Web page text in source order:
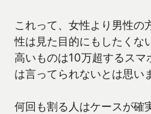
これって、女性より男性の
性は見た目的にもしたくな
高いものは10万超するスマ
は言ってられないとは思い
何回も割る人はケースが確